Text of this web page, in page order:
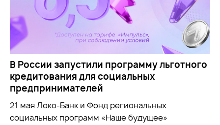
В России запустили программу льготного
кредитования для социальных
предпринимателей
21 мая Локо-Банк и Фонд региональных
социальных программ «Наше будущее»